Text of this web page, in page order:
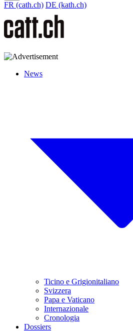
FR (cath.ch) DE (kath.ch)
News
Ticino e Grigionitaliano
Svizzera
Papa e Vaticano
Internazionale
Cronologia
Dossiers